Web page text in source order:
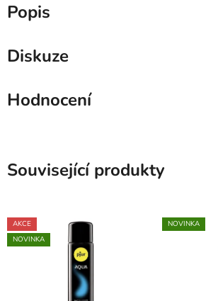
Popis
Diskuze
Hodnocení
Související produkty
AKCE
NOVINKA
NOVINKA